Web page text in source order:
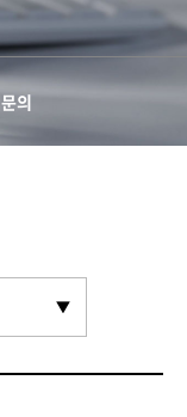
의